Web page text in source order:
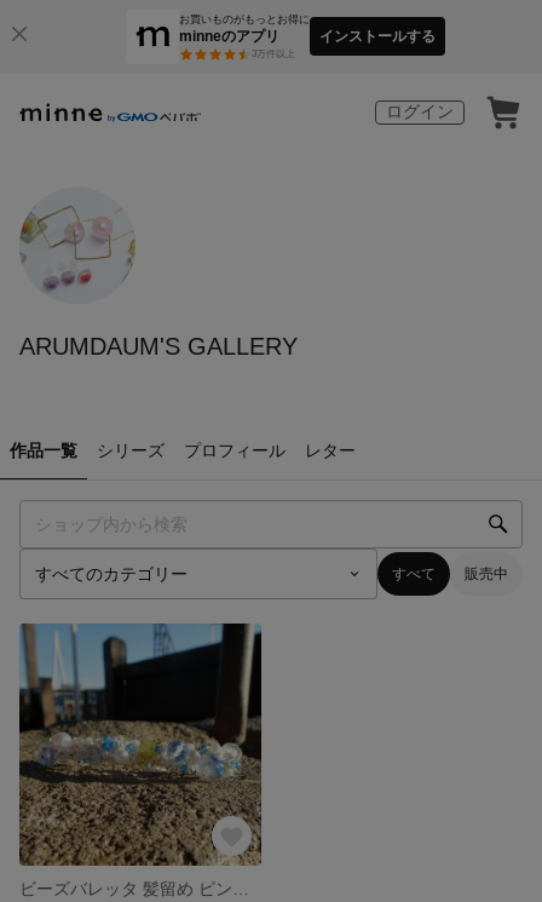
お買いものがもっとお得に
minneのアプリ
3万件以上
インストールする
ログイン
ARUMDAUM'S GALLERY
作品一覧 シリーズ プロフィール レター
すべて 販売中